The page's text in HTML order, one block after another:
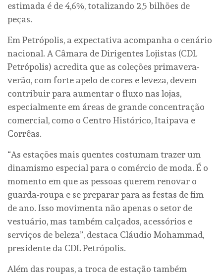
estimada é de 4,6%, totalizando 2,5 bilhões de
peças.
Em Petrópolis, a expectativa acompanha o cenário
nacional. A Câmara de Dirigentes Lojistas (CDL
Petrópolis) acredita que as coleções primavera-
verão, com forte apelo de cores e leveza, devem
contribuir para aumentar o fluxo nas lojas,
especialmente em áreas de grande concentração
comercial, como o Centro Histórico, Itaipava e
Corrêas.
“As estações mais quentes costumam trazer um
dinamismo especial para o comércio de moda. É o
momento em que as pessoas querem renovar o
guarda-roupa e se preparar para as festas de fim
de ano. Isso movimenta não apenas o setor de
vestuário, mas também calçados, acessórios e
serviços de beleza”, destaca Cláudio Mohammad,
presidente da CDL Petrópolis.
Além das roupas, a troca de estação também